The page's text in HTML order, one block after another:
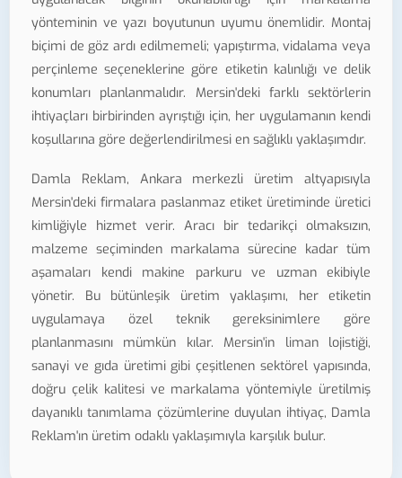
yönteminin ve yazı boyutunun uyumu önemlidir. Montaj
biçimi de göz ardı edilmemeli; yapıştırma, vidalama veya
perçinleme seçeneklerine göre etiketin kalınlığı ve delik
konumları planlanmalıdır. Mersin'deki farklı sektörlerin
ihtiyaçları birbirinden ayrıştığı için, her uygulamanın kendi
koşullarına göre değerlendirilmesi en sağlıklı yaklaşımdır.
Damla Reklam, Ankara merkezli üretim altyapısıyla
Mersin'deki firmalara paslanmaz etiket üretiminde üretici
kimliğiyle hizmet verir. Aracı bir tedarikçi olmaksızın,
malzeme seçiminden markalama sürecine kadar tüm
aşamaları kendi makine parkuru ve uzman ekibiyle
yönetir. Bu bütünleşik üretim yaklaşımı, her etiketin
uygulamaya özel teknik gereksinimlere göre
planlanmasını mümkün kılar. Mersin'in liman lojistiği,
sanayi ve gıda üretimi gibi çeşitlenen sektörel yapısında,
doğru çelik kalitesi ve markalama yöntemiyle üretilmiş
dayanıklı tanımlama çözümlerine duyulan ihtiyaç, Damla
Reklam'ın üretim odaklı yaklaşımıyla karşılık bulur.